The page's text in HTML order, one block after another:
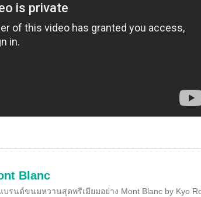
Blanc
นด์ขนมหวานสุดพรีเมียมอย่าง Mont Blanc by Kyo